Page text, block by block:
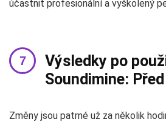
účastnit profesionální a vyškolený
Výsledky po
Soundimine:
Změny jsou patrné už za několik